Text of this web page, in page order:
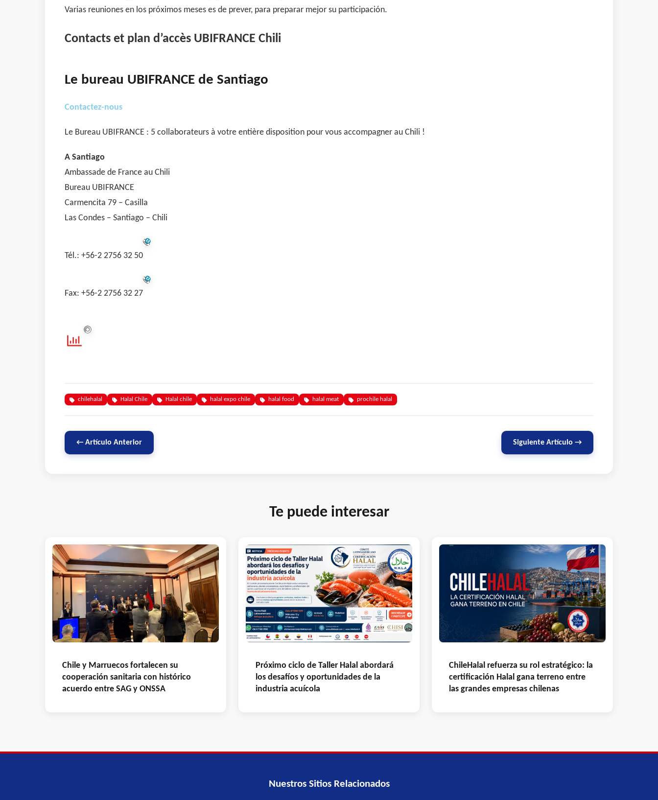
Varias reuniones en los próximos meses es de prever, para preparar mejor su participación.
Contacts et plan d’accès UBIFRANCE Chili
Le bureau UBIFRANCE de Santiago
Contactez-nous
Le Bureau UBIFRANCE : 5 collaborateurs à votre entière disposition pour vous accompagner au Chili !
A Santiago
Ambassade de France au Chili
Bureau UBIFRANCE
Carmencita 79 – Casilla
Las Condes – Santiago – Chili
Tél.: +56-2 2756 32 50
Fax: +56-2 2756 32 27
chilehalal Halal Chile Halal chile halal expo chile halal food halal meat prochile halal
← Artículo Anterior Siguiente Artículo →
Te puede interesar
Chile y Marruecos fortalecen su
cooperación sanitaria con histórico
acuerdo entre SAG y ONSSA
Próximo ciclo de Taller Halal abordará
los desafíos y oportunidades de la
industria acuícola
ChileHalal refuerza su rol estratégico: la
certificación Halal gana terreno entre
las grandes empresas chilenas
Nuestros Sitios Relacionados